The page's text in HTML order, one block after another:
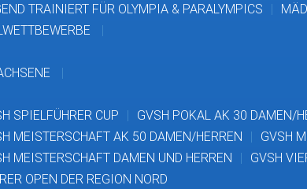
TRAINIERT FÜR OLYMPIA & PARALYMPICS
SPIELFÜHRER CUP GVSH POKAL AK 30 DAMEN/
MEISTERSCHAFT AK 50 DAMEN/HERREN
GVSH
MEISTERSCHAFT DAMEN UND HERREN
GVSH
OPEN DER REGION NORD